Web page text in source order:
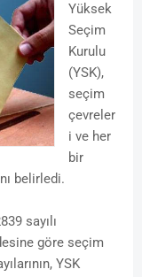
Yüksek
Seçim
Kurulu
(YSK),
seçim
çevreler
i ve her
bir
belirledi.
sayılı
göre seçim
YSK